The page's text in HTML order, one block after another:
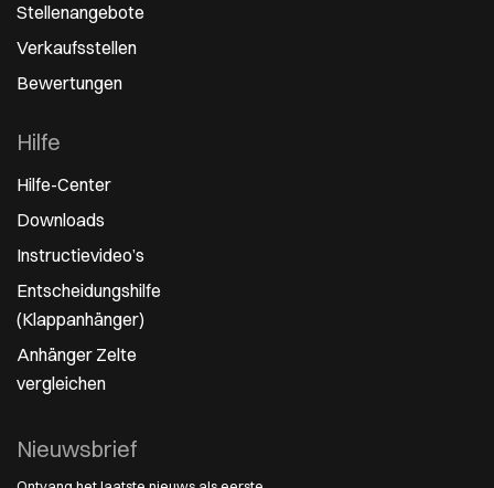
Stellenangebote
Verkaufsstellen
Bewertungen
Hilfe
Hilfe-Center
Downloads
Instructievideo’s
Entscheidungshilfe
(Klappanhänger)
Anhänger Zelte
vergleichen
Nieuwsbrief